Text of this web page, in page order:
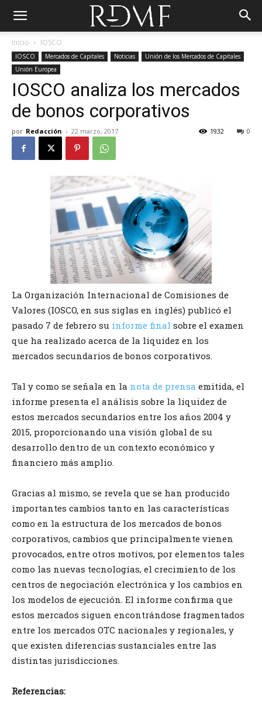
Inicio IOSCO
IOSCO Mercados de Capitales Noticias
Unión de los Mercados de Capitales
Unión Europea
IOSCO analiza los mercados
de bonos corporativos
por Redacción - 22 marzo, 2017 0
1932
La Organización Internacional de Comisiones de
Valores (IOSCO, en sus siglas en inglés) publicó el
pasado 7 de febrero su informe final sobre el examen
que ha realizado acerca de la liquidez en los
mercados secundarios de bonos corporativos.
Tal y como se señala en la nota de prensa emitida, el
informe presenta el análisis sobre la liquidez de
estos mercados secundarios entre los años 2004 y
2015, proporcionando una visión global de su
desarrollo dentro de un contexto económico y
financiero más amplio.
Gracias al mismo, se revela que se han producido
importantes cambios tanto en las características
como en la estructura de los mercados de bonos
corporativos, cambios que principalmente vienen
provocados, entre otros motivos, por elementos tales
como las nuevas tecnologías, el crecimiento de los
centros de negociación electrónica y los cambios en
los modelos de ejecución. El informe confirma que
estos mercados siguen encontrándose fragmentados
entre los mercados OTC nacionales y regionales, y
que existen diferencias sustanciales entre las
distintas jurisdicciones.
Referencias: